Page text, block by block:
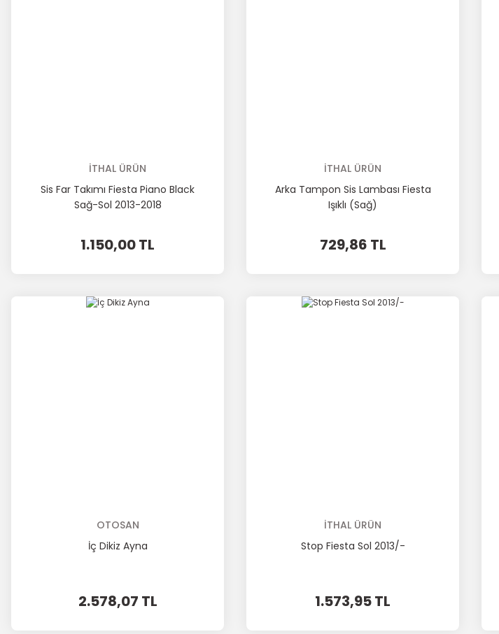
İTHAL ÜRÜN
Sis Far Takımı Fiesta Piano Black
Sağ-Sol 2013-2018
1.150,00 TL
İTHAL ÜRÜN
Arka Tampon Sis Lambası Fiesta
Işıklı (Sağ)
729,86 TL
OTOSAN
İç Dikiz Ayna
2.578,07 TL
İTHAL ÜRÜN
Stop Fiesta Sol 2013/-
1.573,95 TL